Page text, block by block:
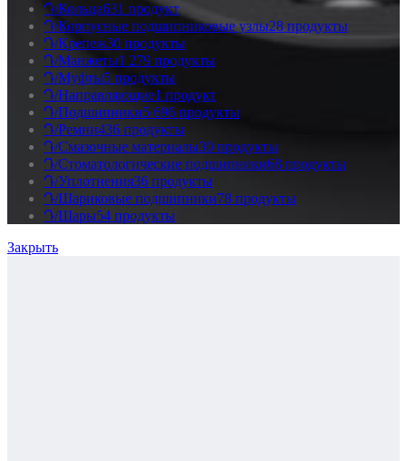
Դ/Кольца631 продукт
Դ/Корпусные подшипниковые узлы28 продукты
Դ/Крепеж30 продукты
Դ/Манжеты1 279 продукты
Դ/Муфты5 продукты
Դ/Направляющие1 продукт
Դ/Подшипники5 696 продукты
Դ/Ремни436 продукты
Դ/Смазочные материалы30 продукты
Դ/Стоматологические подшипники68 продукты
Դ/Уплотнения36 продукты
Դ/Шариковые подшипники78 продукты
Դ/Шары54 продукты
Закрыть